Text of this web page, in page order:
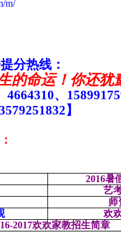
m/
分热线：
的命运！你还犹
4664310、
】
2016暑
艺
师
欢
2017欢欢家教招生简章